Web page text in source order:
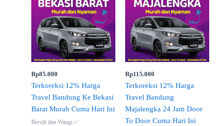
Rp85.000
Terkoreksi 12% Harga
Travel Bandung Ke Bekasi
Barat Murah Cuma Hari Ini
Bersih dan Wangi ✅
Rp115.000
Terkoreksi 12% Harga
Travel Bandung
Majalengka 24 Jam Door
To Door Cuma Hari Ini